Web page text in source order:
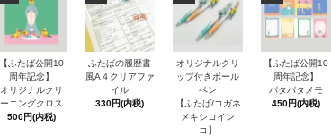
【ふたば公開10
周年記念】
オリジナルクリ
ーニングクロス
500円(内税)
ふたばの履歴書
風A４クリアファ
イル
330円(内税)
オリジナルクリ
ップ付きボール
ペン
【ふたば/コガネ
メキシコイン
コ】
【ふたば公開10
周年記念】
パタパタメモ
450円(内税)